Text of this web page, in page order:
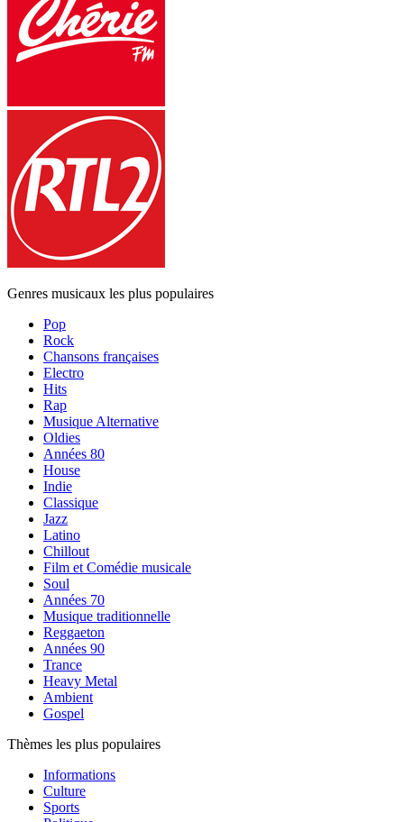
Genres musicaux les plus populaires
Pop
Rock
Chansons françaises
Electro
Hits
Rap
Musique Alternative
Oldies
Années 80
House
Indie
Classique
Jazz
Latino
Chillout
Film et Comédie musicale
Soul
Années 70
Musique traditionnelle
Reggaeton
Années 90
Trance
Heavy Metal
Ambient
Gospel
Thèmes les plus populaires
Informations
Culture
Sports